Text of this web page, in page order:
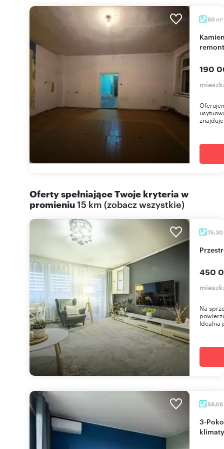
60 m2
Kamienica w centrum Sieradza 60 m2 do
190
Oferty spełniające Twoje kryteria w
promieniu15 km (zobacz wszystkie)
75,30
450
Na
Idealna
58,08
3-Pokojowe mieszkanie z balkonem i